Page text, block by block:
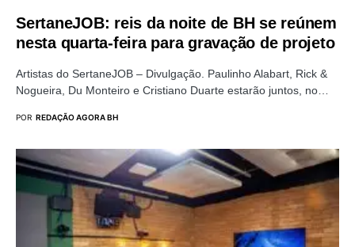
SertaneJOB: reis da noite de BH se reúnem
nesta quarta-feira para gravação de projeto
Artistas do SertaneJOB – Divulgação. Paulinho Alabart, Rick &
Nogueira, Du Monteiro e Cristiano Duarte estarão juntos, no…
POR REDAÇÃO AGORA BH